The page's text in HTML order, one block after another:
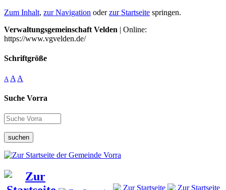
Zum Inhalt, zur Navigation oderzur Startseite springen.
Verwaltungsgemeinschaft Velden | Online:
https://www.vgvelden.de/
Schriftgröße
A A A
Suche Vorra
suchen